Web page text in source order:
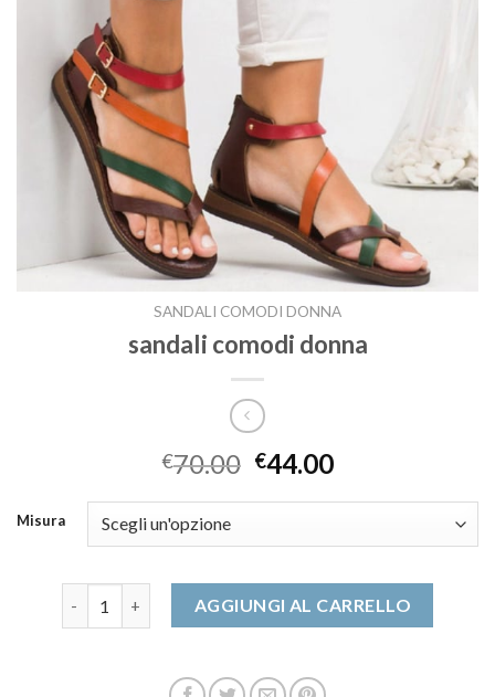
SANDALI COMODI DONNA
sandali comodi donna
€70.00 €44.00
Misura
sandali comodi donna quantitàAGGIUNGI AL CARRELLO